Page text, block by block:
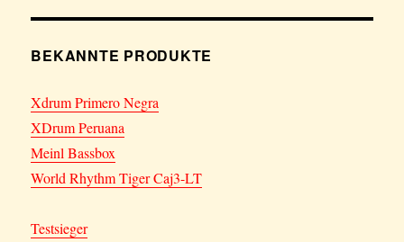
BEKANNTE PRODUKTE
Xdrum Primero Negra
XDrum Peruana
Meinl Bassbox
World Rhythm Tiger Caj3-LT
Testsieger